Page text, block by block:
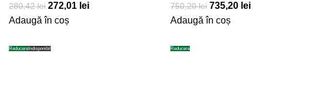
280,42lei 272,01 lei
Adaugă în coș
750,20lei 735,20 lei
Adaugă în coș
Reducere Indisponibil Reducere